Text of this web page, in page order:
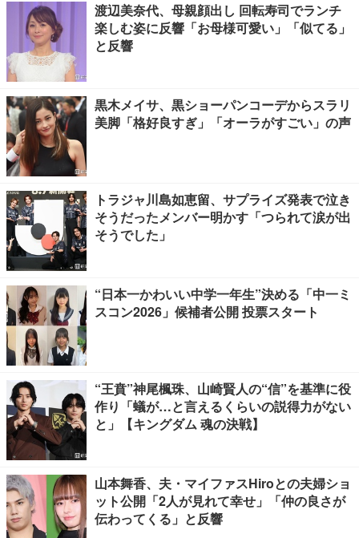
渡辺美奈代、母親顔出し 回転寿司でランチ
楽しむ姿に反響「お母様可愛い」「似てる」
と反響
黒木メイサ、黒ショーパンコーデからスラリ
美脚「格好良すぎ」「オーラがすごい」の声
トラジャ川島如恵留、サプライズ発表で泣き
そうだったメンバー明かす「つられて涙が出
そうでした」
“日本一かわいい中学一年生”決める「中一ミ
スコン2026」候補者公開 投票スタート
“王賁”神尾楓珠、山崎賢人の“信”を基準に役
作り「蟻が…と言えるくらいの説得力がない
と」【キングダム 魂の決戦】
山本舞香、夫・マイファスHiroとの夫婦ショ
ット公開「2人が見れて幸せ」「仲の良さが
伝わってくる」と反響